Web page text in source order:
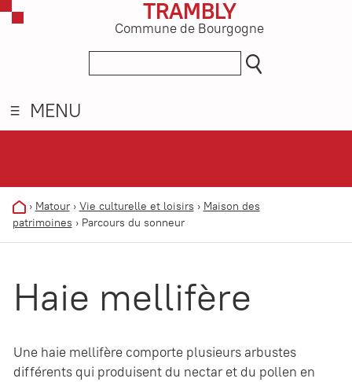
TRAMBLY
Commune de Bourgogne
MENU
› Matour› Vie culturelle et loisirs › Maison des
patrimoines › Parcours du sonneur
Haie mellifère
Une haie mellifère comporte plusieurs arbustes
différents qui produisent du nectar et du pollen en